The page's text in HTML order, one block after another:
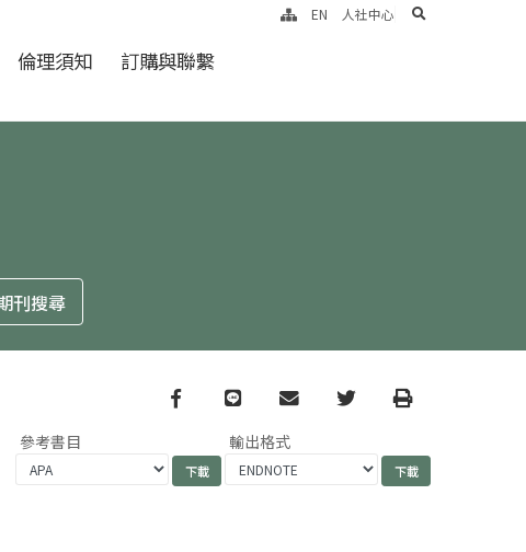
倫理須知 訂購與聯繫
EN 人社中心 search
Facebook
line email TwitterPrint
參考書目 輸出格式